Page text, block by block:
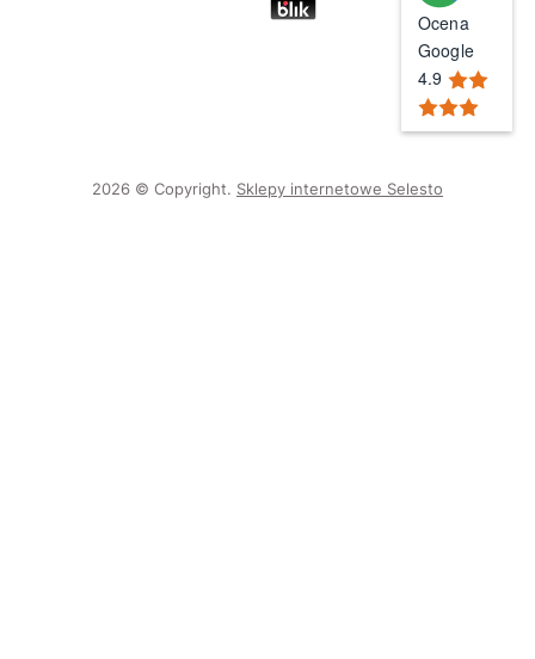
Ocena
Google
4.9
2026 © Copyright. Sklepy internetowe Selesto